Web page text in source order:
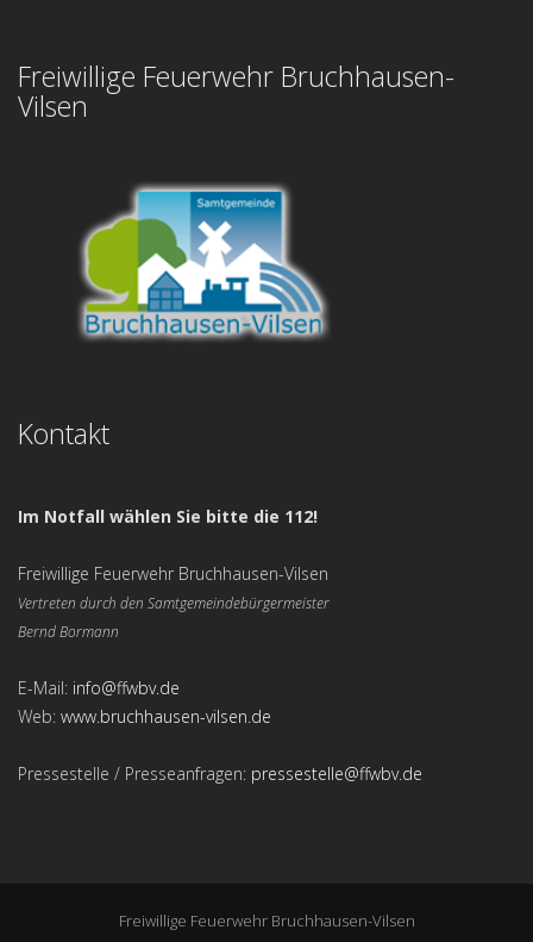
Freiwillige Feuerwehr Bruchhausen-
Vilsen
Kontakt
Im Notfall wählen Sie bitte die 112!
Freiwillige Feuerwehr Bruchhausen-Vilsen
Vertreten durch den Samtgemeindebürgermeister
Bernd Bormann
E-Mail: info@ffwbv.de
Web: www.bruchhausen-vilsen.de
Pressestelle / Presseanfragen: pressestelle@ffwbv.de
Freiwillige Feuerwehr Bruchhausen-Vilsen